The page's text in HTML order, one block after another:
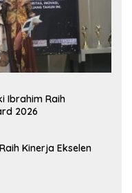
Ibrahim Raih
2026
Kinerja Ekselen